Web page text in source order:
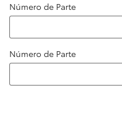
Número de Parte
Número de Parte